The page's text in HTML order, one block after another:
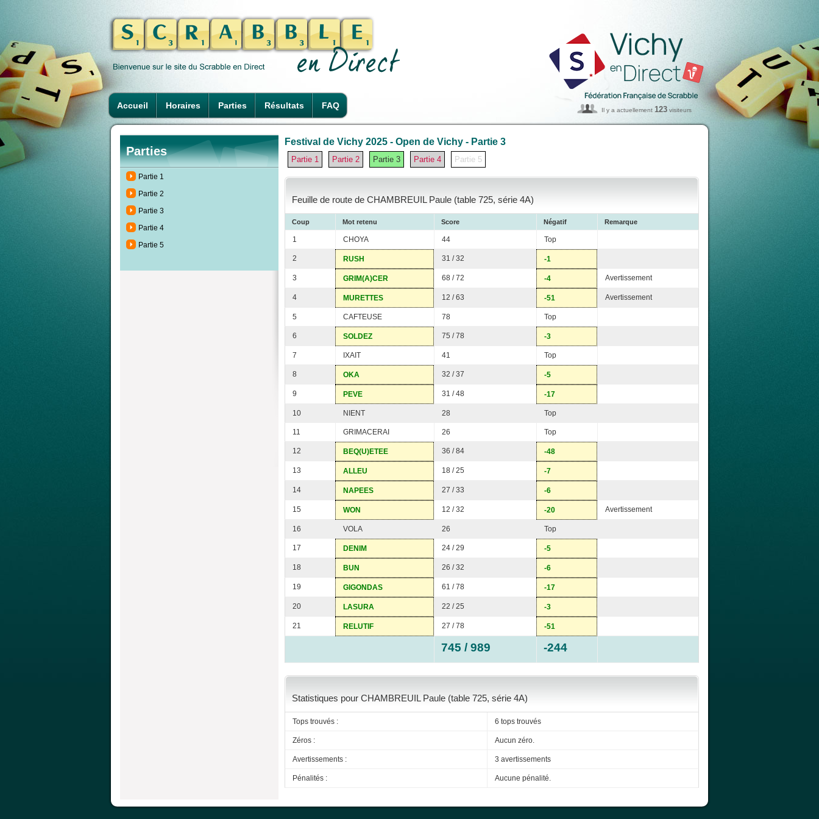
Accueil Horaires Parties Résultats FAQ Il y a actuellement 123 visiteurs
Parties
Partie 1
Partie 2
Partie 3
Partie 4
Partie 5
Festival de Vichy 2025 - Open de Vichy - Partie 3
Partie 1 Partie 2 Partie 3 Partie 4 Partie 5
Feuille de route de CHAMBREUIL Paule (table 725, série 4A)
Coup Mot retenu Score Négatif Remarque
1 CHOYA 44 Top
2 RUSH 31 / 32 -1
3 GRIM(A)CER 68 / 72 -4 Avertissement
4 MURETTES 12 / 63 -51 Avertissement
5 CAFTEUSE 78 Top
6 SOLDEZ 75 / 78 -3
7 IXAIT 41 Top
8 OKA 32 / 37 -5
9 PEVE 31 / 48 -17
10 NIENT 28 Top
11 GRIMACERAI 26 Top
12 BEQ(U)ETEE 36 / 84 -48
13 ALLEU 18 / 25 -7
14 NAPEES 27 / 33 -6
15 WON 12 / 32 -20 Avertissement
16 VOLA 26 Top
17 DENIM 24 / 29 -5
18 BUN 26 / 32 -6
19 GIGONDAS 61 / 78 -17
20 LASURA 22 / 25 -3
21 RELUTIF 27 / 78 -51
745 / 989 -244
Statistiques pour CHAMBREUIL Paule (table 725, série 4A)
Tops trouvés : 6 tops trouvés
Zéros : Aucun zéro.
Avertissements : 3 avertissements
Pénalités : Aucune pénalité.